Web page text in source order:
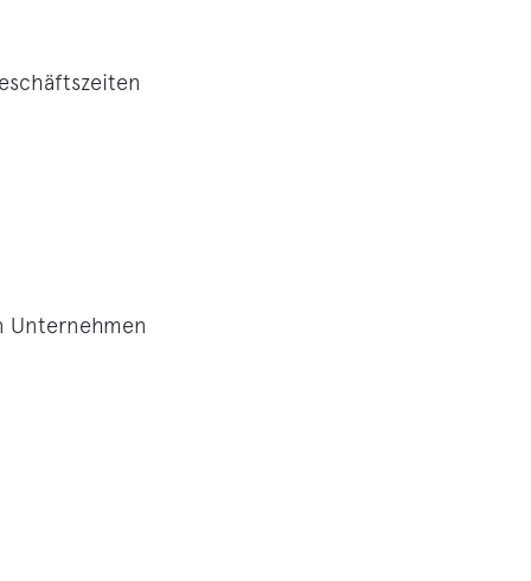
Unternehmen